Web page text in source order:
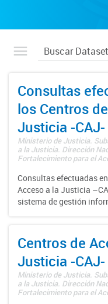
Consultas
los Centros
Justicia -CAJ-
Ministerio de Justicia.
a la Justicia. Dirección
Fortalecimiento para el
Consultas efectuadas
Acceso a la Justicia
sistema de gestión
Centros de
Justicia -CAJ-
Ministerio de Justicia.
a la Justicia. Dirección
Fortalecimiento para el